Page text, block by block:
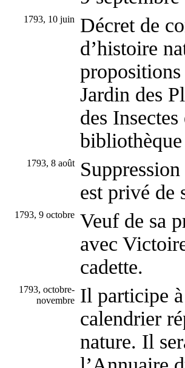
1793, 10 juin
Décret de
d’histoire
Jardin des
des
1793, 8 août
est privé de
1793, 9 octobre Veuf de sa
avec
cadette.
1793, octobre-
novembre Il participe
calendrier
nature. Il